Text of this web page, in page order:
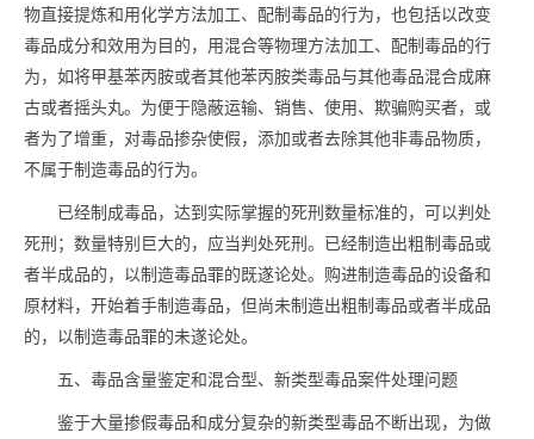
物直接提炼和用化学方法加工、配制毒品的行为，也包括以改变
毒品成分和效用为目的，用混合等物理方法加工、配制毒品的行
为，如将甲基苯丙胺或者其他苯丙胺类毒品与其他毒品混合成麻
古或者摇头丸。为便于隐蔽运输、销售、使用、欺骗购买者，或
者为了增重，对毒品掺杂使假，添加或者去除其他非毒品物质，
不属于制造毒品的行为。
已经制成毒品，达到实际掌握的死刑数量标准的，可以判处
死刑；数量特别巨大的，应当判处死刑。已经制造出粗制毒品或
者半成品的，以制造毒品罪的既遂论处。购进制造毒品的设备和
原材料，开始着手制造毒品，但尚未制造出粗制毒品或者半成品
的，以制造毒品罪的未遂论处。
五、 毒品含量鉴定和混合型、新类型毒品案件处理问题
鉴于大量掺假毒品和成分复杂的新类型毒品不断出现，为做